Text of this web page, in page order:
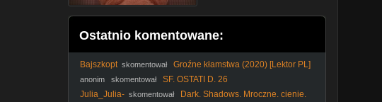
Ostatnio komentowane:
Bajszkopt skomentował
Groźne kłamstwa (2020) [Lektor PL]
- Dangerous Lies
anonim skomentował
SF. OSTATI D. 26
Julia_Julia- skomentował
Dark. Shadows. Mroczne. cienie.